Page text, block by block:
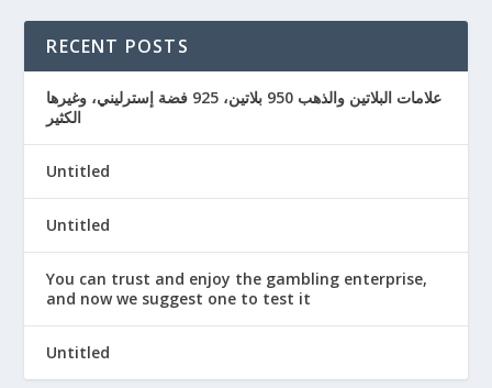
RECENT POSTS
علامات البلاتين والذهب 950 بلاتين، 925 فضة إسترليني، وغيرها
الكثير
Untitled
Untitled
You can trust and enjoy the gambling enterprise,
and now we suggest one to test it
Untitled